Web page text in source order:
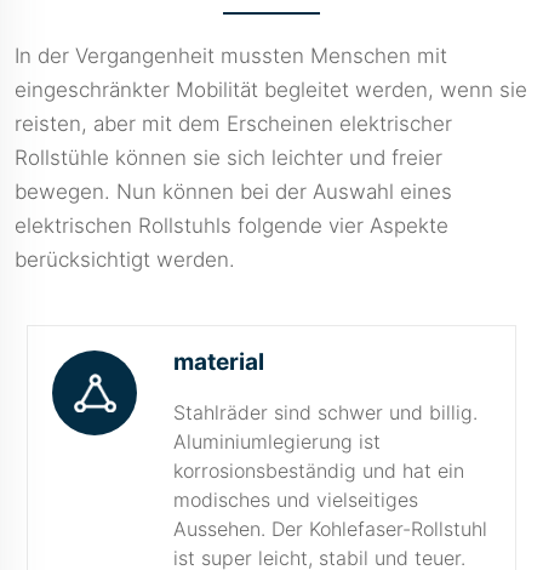
In der Vergangenheit mussten Menschen mit
eingeschränkter Mobilität begleitet werden, wenn sie
reisten, aber mit dem Erscheinen elektrischer
Rollstühle können sie sich leichter und freier
bewegen. Nun können bei der Auswahl eines
elektrischen Rollstuhls folgende vier Aspekte
berücksichtigt werden.
material
Stahlräder sind schwer und billig.
Aluminiumlegierung ist
korrosionsbeständig und hat ein
modisches und vielseitiges
Aussehen. Der Kohlefaser-Rollstuhl
ist super leicht, stabil und teuer.